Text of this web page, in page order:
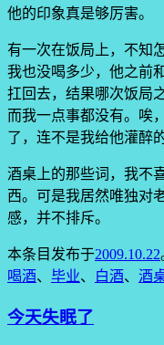
他的印象真是够厉害。
有一次在饭局上，不知
我也没喝多少，他之前
扛回去，结果哪次饭局
而我一点事都没有。唉
了，连不是我给他灌醉
酒桌上的那些词，我不
西。可是我居然唯独对
感，并不排斥。
本条目发布于2009.10.22
喝酒、 毕业、 白酒、 酒
今天失眠了